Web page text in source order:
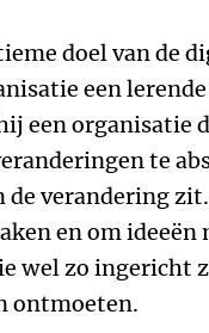
doel van de
een
een organisatie
te
verandering
en om ideeën
wel zo ingericht
ontmoeten.